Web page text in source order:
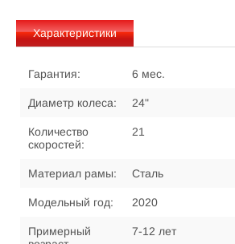
Характеристики
Гарантия: 6 мес.
Диаметр колеса: 24"
Количество
скоростей:
21
Материал рамы: Сталь
Модельный год: 2020
Примерный
7-12 лет